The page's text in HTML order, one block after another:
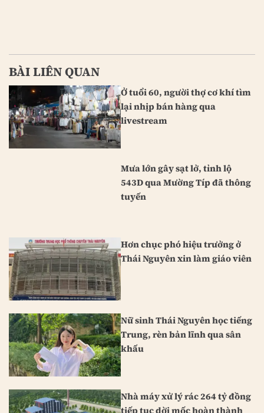
BÀI LIÊN QUAN
Ở tuổi 60, người thợ cơ khí tìm
lại nhịp bán hàng qua
livestream
Mưa lớn gây sạt lở, tỉnh lộ
543D qua Mường Típ đã thông
tuyến
Hơn chục phó hiệu trưởng ở
Thái Nguyên xin làm giáo viên
Nữ sinh Thái Nguyên học tiếng
Trung, rèn bản lĩnh qua sân
khấu
Nhà máy xử lý rác 264 tỷ đồng
tiếp tục dời mốc hoàn thành